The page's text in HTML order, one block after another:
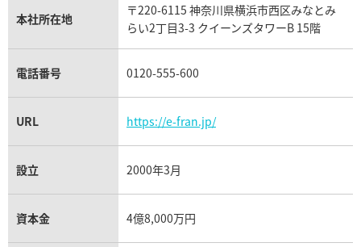
パネライ買取
チューダー（チュードル）買取
本社所在地
〒220-6115 神奈川県横浜市西区みなとみ
らい2丁目3-3 クイーンズタワーB 15階
電話番号 0120-555-600
URL https://e-fran.jp/
設立 2000年3月
資本金 4億8,000万円